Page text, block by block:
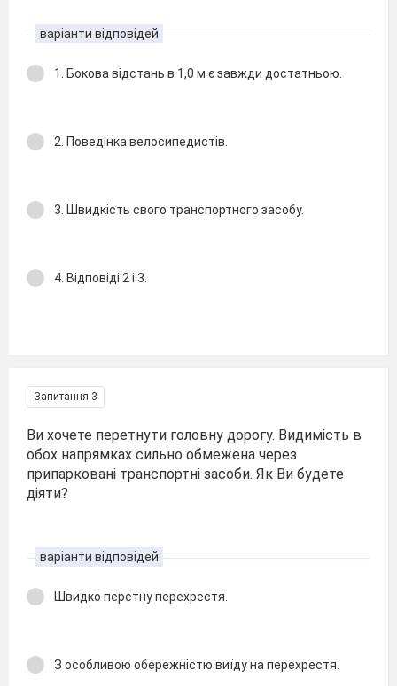
варіанти відповідей
1. Бокова відстань в 1,0 м є завжди достатньою.
2. Поведінка велосипедистів.
3. Швидкість свого транспортного засобу.
4. Відповіді 2 і 3.
Запитання 3
Ви хочете перетнути головну дорогу. Видимість в
обох напрямках сильно обмежена через
припарковані транспортні засоби. Як Ви будете
діяти?
варіанти відповідей
Швидко перетну перехрестя.
З особливою обережністю виїду на перехрестя.